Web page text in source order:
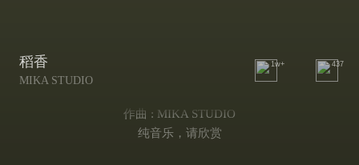
稻香
MIKA STUDIO
1w+ 437
作曲 : MIKA STUDIO
纯音乐，请欣赏